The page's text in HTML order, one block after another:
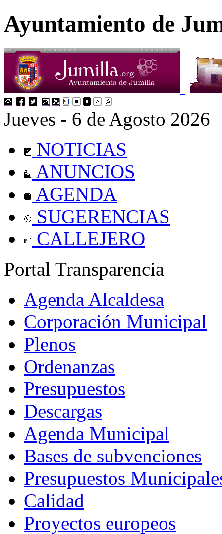
Ayuntamiento de
Jueves - 6 de Agosto 2026
NOTICIAS
ANUNCIOS
AGENDA
SUGERENCIAS
CALLEJERO
Portal Transparencia
Agenda Alcaldesa
Corporación Municipal
Plenos
Ordenanzas
Presupuestos
Descargas
Agenda Municipal
Bases de subvenciones
Presupuestos
Calidad
Proyectos europeos